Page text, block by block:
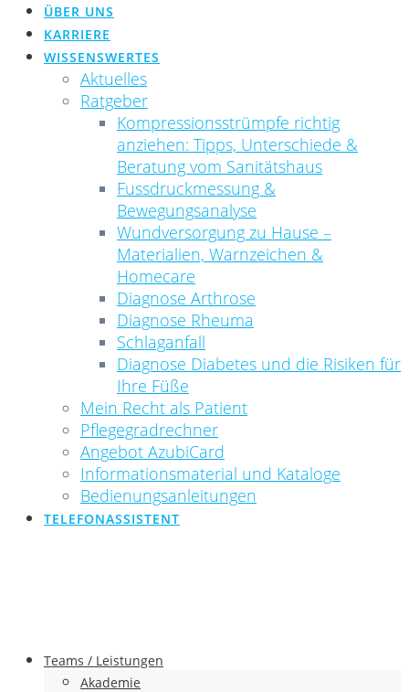
ÜBER UNS
KARRIERE
WISSENSWERTES
Aktuelles
Ratgeber
Kompressionsstrümpfe richtig
anziehen: Tipps, Unterschiede &
Beratung vom Sanitätshaus
Fussdruckmessung &
Bewegungsanalyse
Wundversorgung zu Hause –
Materialien, Warnzeichen &
Homecare
Diagnose Arthrose
Diagnose Rheuma
Schlaganfall
Diagnose Diabetes und die Risiken für
Ihre Füße
Mein Recht als Patient
Pflegegradrechner
Angebot AzubiCard
Informationsmaterial und Kataloge
Bedienungsanleitungen
TELEFONASSISTENT
Teams / Leistungen
Akademie